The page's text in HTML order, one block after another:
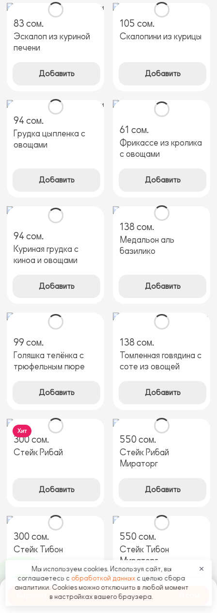
83 сом.
Эскалоп из куриной
печени
Добавить
105 сом.
Скалопини из курицы
Добавить
94 сом.
Грудка цыпленка с
овощами
Добавить
61 сом.
Фрикассе из кролика
с овощами
Добавить
94 сом.
Куриная грудка с
киноа и овощами
Добавить
138 сом.
Медальон аль
базилико
Добавить
99 сом.
Голяшка телёнка с
трюфельным пюре
Добавить
138 сом.
Томленная говядина с
соте из овощей
Добавить
300 сом.
Стейк Рибай
Добавить
Хит
550 сом.
Стейк Рибай
Мираторг
Добавить
300 сом.
Стейк Тибон
Добавить
550 сом.
Стейк Тибон
Мираторг
Добавить
Мы используем cookies. Используя сайт, вы
соглашаетесь с обработкой данных с целью сбора
аналитики. Cookies можно отключить в любой момент
в настройках вашего браузера.
✕